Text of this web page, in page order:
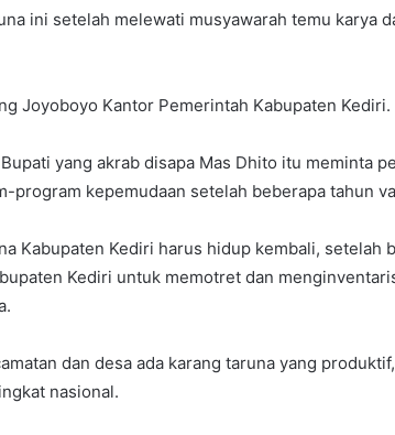
ini setelah melewati musyawarah temu karya
Joyoboyo Kantor Pemerintah Kabupaten Kediri.
yang akrab disapa Mas Dhito itu meminta
program kepemudaan setelah beberapa tahun
Kabupaten Kediri harus hidup kembali, setelah
Kediri untuk memotret dan
dan desa ada karang taruna yang
nasional.